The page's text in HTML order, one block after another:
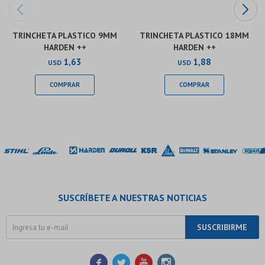
TRINCHETA PLASTICO 9MM
HARDEN ++
USD 1,63
TRINCHETA PLASTICO 18MM
HARDEN ++
USD 1,88
SUSCRÍBETE A NUESTRAS NOTICIAS
SUSCRIBIRME
   